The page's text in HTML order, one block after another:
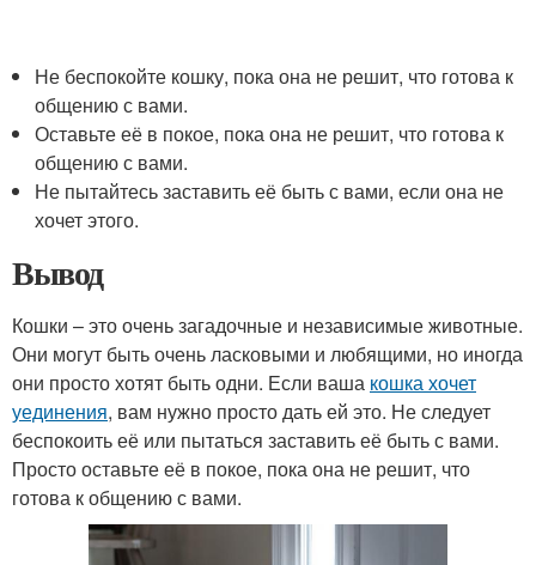
Не беспокойте кошку, пока она не решит, что готова к
общению с вами.
Оставьте её в покое, пока она не решит, что готова к
общению с вами.
Не пытайтесь заставить её быть с вами, если она не
хочет этого.
Вывод
Кошки – это очень загадочные и независимые животные.
Они могут быть очень ласковыми и любящими, но иногда
они просто хотят быть одни. Если ваша кошка хочет
уединения, вам нужно просто дать ей это. Не следует
беспокоить её или пытаться заставить её быть с вами.
Просто оставьте её в покое, пока она не решит, что
готова к общению с вами.